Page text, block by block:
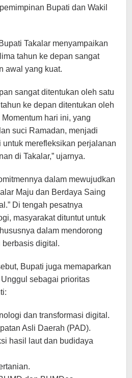
Bupati dan Wakil
Takalar menyampaikan
tahun ke depan sangat
awal yang kuat.
sangat ditentukan oleh satu
ke depan ditentukan oleh
hari ini, yang
suci Ramadan, menjadi
untuk merefleksikan perjalanan
di Takalar,” ujarnya.
dalam mewujudkan
Maju dan Berdaya Saing
Di tengah pesatnya
masyarakat dituntut untuk
dalam mendorong
berbasis digital.
Bupati juga memaparkan
sebagai prioritas
dan transformasi digital.
Asli Daerah (PAD).
hasil laut dan budidaya